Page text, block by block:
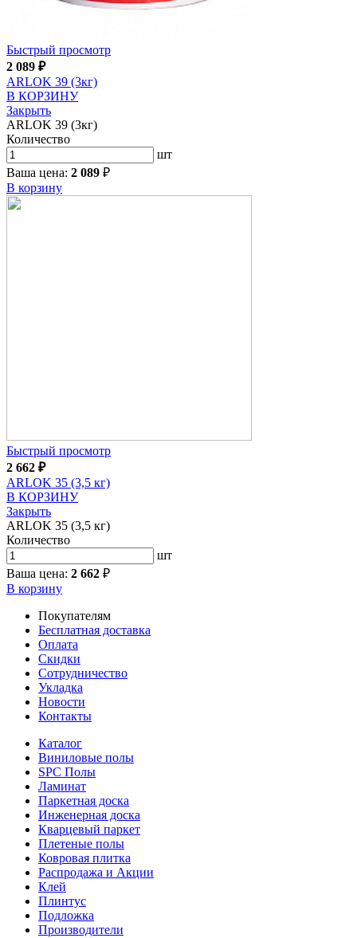
Быстрый просмотр
2 089 ₽
ARLOK 39 (3кг)
В КОРЗИНУ
Закрыть
ARLOK 39 (3кг)
Количество
шт
Ваша цена: 2 089 ₽
В корзину
Быстрый просмотр
2 662 ₽
ARLOK 35 (3,5 кг)
В КОРЗИНУ
Закрыть
ARLOK 35 (3,5 кг)
Количество
шт
Ваша цена: 2 662 ₽
В корзину
Покупателям
Бесплатная доставка
Оплата
Скидки
Сотрудничество
Укладка
Новости
Контакты
Каталог
Виниловые полы
SPC Полы
Ламинат
Паркетная доска
Инженерная доска
Кварцевый паркет
Плетеные полы
Ковровая плитка
Распродажа и Акции
Клей
Плинтус
Подложка
Производители